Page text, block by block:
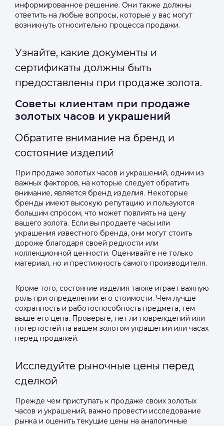
информированное решение. Они также должны
ответить на любые вопросы, которые у вас могут
возникнуть относительно процесса продажи.
Узнайте, какие документы и
сертификаты должны быть
предоставлены при продаже золота.
Советы клиентам при продаже
золотых часов и украшений
Обратите внимание на бренд и
состояние изделий
При продаже золотых часов и украшений, одним из
важных факторов, на которые следует обратить
внимание, является бренд изделия. Некоторые
бренды имеют высокую репутацию и пользуются
большим спросом, что может повлиять на цену
вашего золота. Если вы продаете часы или
украшения известного бренда, они могут стоить
дороже благодаря своей редкости или
коллекционной ценности. Оценивайте не только
материал, но и престижность самого производителя.
Кроме того, состояние изделия также играет важную
роль при определении его стоимости. Чем лучше
сохранность и работоспособность предмета, тем
выше его цена. Проверьте, нет ли повреждений или
потертостей на вашем золотом украшении или часах
перед продажей.
Исследуйте рыночные цены перед
сделкой
Прежде чем приступать к продаже своих золотых
часов и украшений, важно провести исследование
рынка и оценить текущие цены на аналогичные